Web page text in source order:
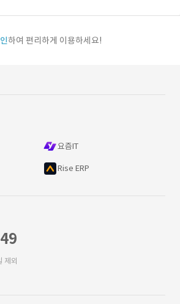
하여 편리하게 이용하세요!
요즘IT
Rise ERP
제외